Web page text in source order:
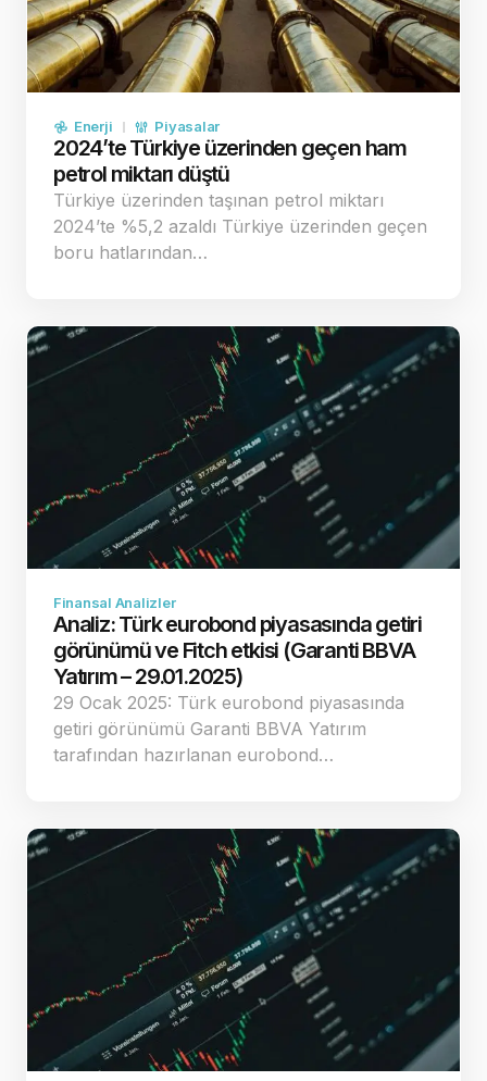
Enerji Piyasalar
2024’te Türkiye üzerinden geçen ham
petrol miktarı düştü
Türkiye üzerinden taşınan petrol miktarı
2024’te %5,2 azaldı Türkiye üzerinden geçen
boru hatlarından…
Finansal Analizler
Analiz: Türk eurobond piyasasında getiri
görünümü ve Fitch etkisi (Garanti BBVA
Yatırım – 29.01.2025)
29 Ocak 2025: Türk eurobond piyasasında
getiri görünümü Garanti BBVA Yatırım
tarafından hazırlanan eurobond…